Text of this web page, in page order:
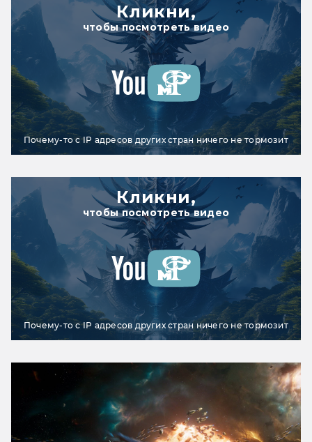
Кликни,
чтобы посмотреть видео
Почему-то с IP адресов других стран ничего не тормозит
Кликни,
чтобы посмотреть видео
Почему-то с IP адресов других стран ничего не тормозит